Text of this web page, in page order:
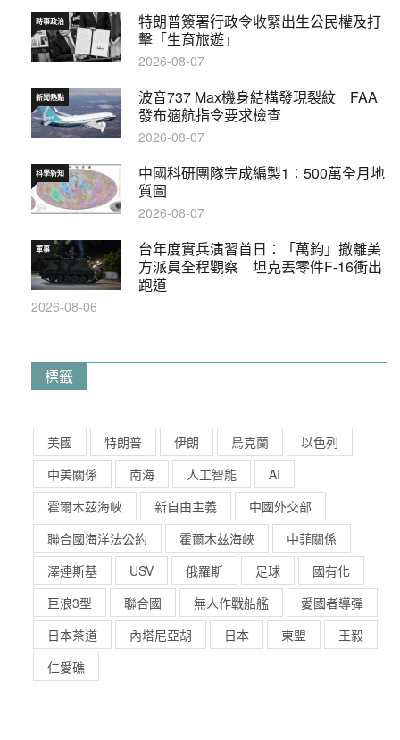
特朗普簽署行政令收緊出生公民權及打
擊「生育旅遊」
時事政治
2026-08-07
波音737 Max機身結構發現裂紋 FAA
發布適航指令要求檢查
新聞熱點
2026-08-07
中國科研團隊完成編製1∶500萬全月地
質圖
科學新知
2026-08-07
台年度實兵演習首日：「萬鈞」撤離美
方派員全程觀察 坦克丟零件F-16衝出
跑道
軍事
2026-08-06
標籤
美國 特朗普 伊朗 烏克蘭
以色列
中美關係
南海 人工智能
AI
霍爾木茲海峽
新自由主義
中國外交部
聯合國海洋法公約
霍爾木兹海峽
中菲關係
澤連斯基
USV 俄羅斯 足球
國有化
巨浪3型
聯合國 無人作戰船艦
愛國者導彈
日本茶道
內塔尼亞胡 日本 東盟
王毅
仁愛礁